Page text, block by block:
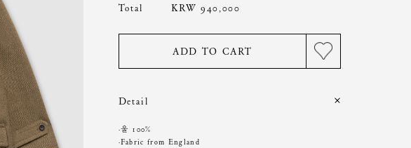
total
KRW 940,000
ADD TO CART
Detail
·울 100%
·Fabric from England